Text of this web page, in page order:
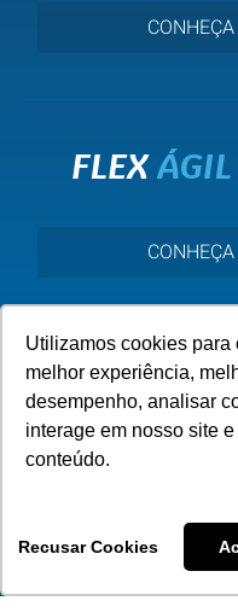
Utilizamos cookies para
melhor experiência,
desempenho, analisar
interage em nosso site
conteúdo.
Recusar Cookies
CONHEÇA
FLEX
CONHEÇA
Aline Bürgel